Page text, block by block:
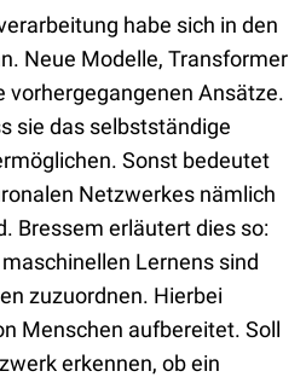
habe sich in den
Neue Modelle, Transformer
vorhergegangenen Ansätze.
sie das selbstständige
Sonst bedeutet
Netzwerkes nämlich
Bressem erläutert dies so:
Lernens sind
zuzuordnen. Hierbei
Menschen aufbereitet. Soll
erkennen, ob ein